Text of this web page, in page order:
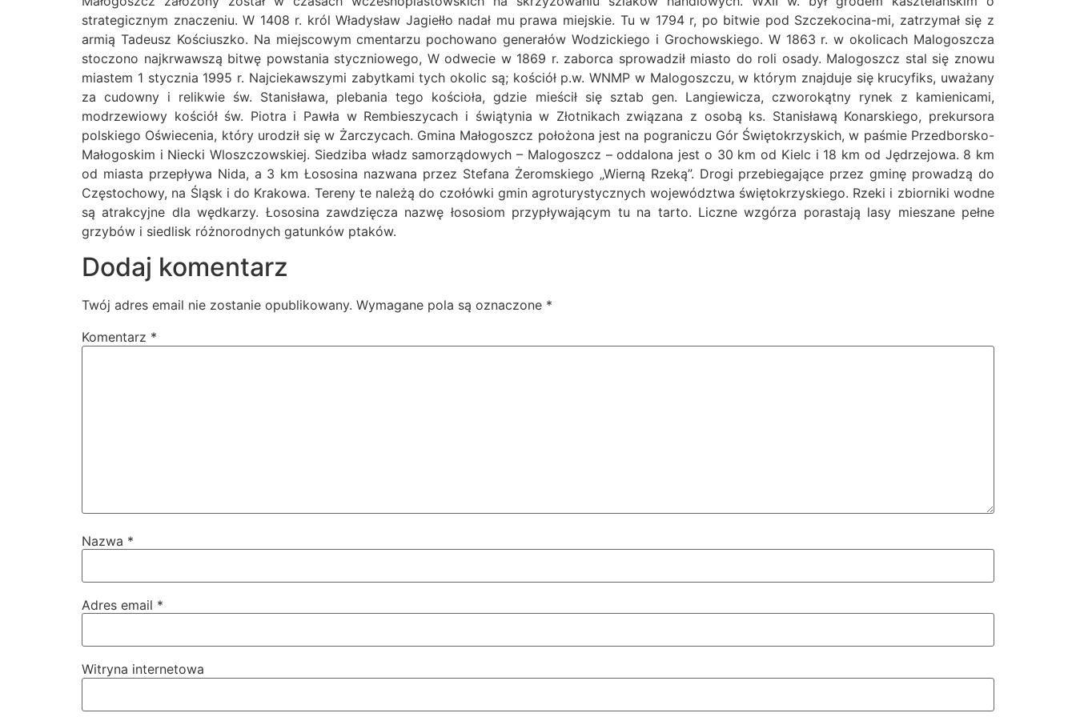
strategicznym znaczeniu. W 1408 r. król Władysław Jagiełło nadał mu prawa miejskie. Tu w 1794 r, po bitwie pod Szczekocina-mi, zatrzymał się z
armią Tadeusz Kościuszko. Na miejscowym cmentarzu pochowano generałów Wodzickiego i Grochowskiego. W 1863 r. w okolicach Malogoszcza
stoczono najkrwawszą bitwę powstania styczniowego, W odwecie w 1869 r. zaborca sprowadził miasto do roli osady. Malogoszcz stal się znowu
miastem 1 stycznia 1995 r. Najciekawszymi zabytkami tych okolic są; kościół p.w. WNMP w Malogoszczu, w którym znajduje się krucyfiks, uważany
za cudowny i relikwie św. Stanisława, plebania tego kościoła, gdzie mieścił się sztab gen. Langiewicza, czworokątny rynek z kamienicami,
modrzewiowy kościół św. Piotra i Pawła w Rembieszycach i świątynia w Złotnikach związana z osobą ks. Stanisławą Konarskiego, prekursora
polskiego Oświecenia, który urodził się w Żarczycach. Gmina Małogoszcz położona jest na pograniczu Gór Świętokrzyskich, w paśmie Przedborsko-
Małogoskim i Niecki Wloszczowskiej. Siedziba władz samorządowych – Malogoszcz – oddalona jest o 30 km od Kielc i 18 km od Jędrzejowa. 8 km
od miasta przepływa Nida, a 3 km Łososina nazwana przez Stefana Żeromskiego „Wierną Rzeką”. Drogi przebiegające przez gminę prowadzą do
Częstochowy, na Śląsk i do Krakowa. Tereny te należą do czołówki gmin agroturystycznych województwa świętokrzyskiego. Rzeki i zbiorniki wodne
są atrakcyjne dla wędkarzy. Łososina zawdzięcza nazwę łososiom przypływającym tu na tarto. Liczne wzgórza porastają lasy mieszane pełne
grzybów i siedlisk różnorodnych gatunków ptaków.
Dodaj komentarz
Twój adres email nie zostanie opublikowany. Wymagane pola są oznaczone *
Komentarz *
Nazwa *
Adres email *
Witryna internetowa